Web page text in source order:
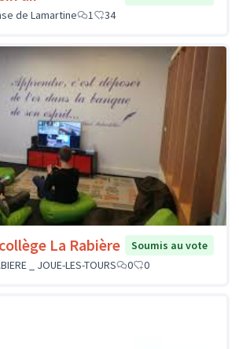
de Lamartine
1 34
La Rabière
Soumis au vote
_ JOUE-LES-TOURS
0 0